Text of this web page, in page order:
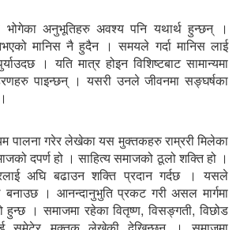
भोगेका अनुभूतिहरु अवश्य पनि यथार्थ हुन्छन् ।
मानिस नै हुदैन । समयले गर्दा मानिस लाई
। यति मात्र होइन विशिष्टबाट सामान्यमा
पाइन्छन् । यसरी उनले जीवनमा सङ्घर्षका
पालना गरेर लेखेका यस मुक्तकहरु राम्ररी मिलेका
दपर्ण हो । साहित्य समाजको ठूलो शक्ति हो ।
अघि बढाउन शक्ति प्रदान गर्दछ । यसले
। आनन्दानुभुति प्रकट गरी असल मार्गमा
हुन्छ । समाजमा रहेका वितृष्ण, विसङ्गती, विछोड